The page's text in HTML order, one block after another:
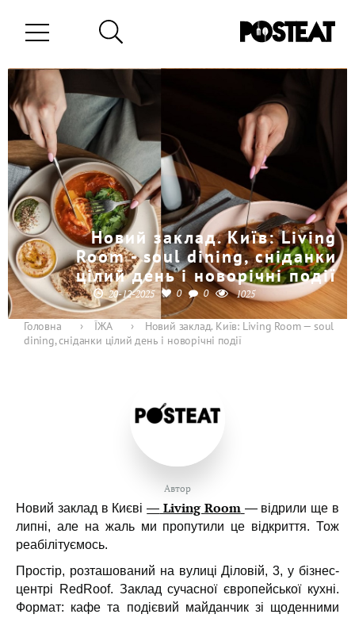
Новий заклад. Київ: Living
Room - soul dining, сніданки
цілий день і новорічні події
20-12-2025 0 0 1025
Головна › ЇЖА ›
Новий заклад. Київ: Living Room — soul
dining, сніданки цілий день і новорічні події
Автор
Новий заклад в Києві— Living Room — відрили ще в
липні, але на жаль ми пропутили це відкриття. Тож
реабілітуємось.
Простір, розташований на вулиці Діловій, 3, у бізнес-
центрі RedRoof. Заклад сучасної європейської кухні.
Формат: кафе та подієвий майданчик зі щоденними